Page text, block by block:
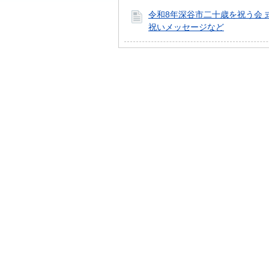
令和8年深谷市二十歳を祝う会
祝いメッセージなど